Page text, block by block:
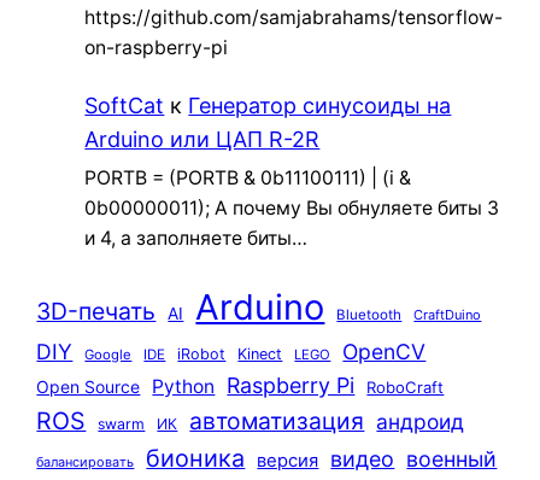
https://github.com/samjabrahams/tensorflow-
on-raspberry-pi
SoftCat к Генератор синусоиды на
Arduino или ЦАП R-2R
PORTB = (PORTB & 0b11100111) | (i &
0b00000011); А почему Вы обнуляете биты 3
и 4, а заполняете биты…
3D-печать AI Arduino Bluetooth CraftDuino
DIY Google IDE iRobot Kinect LEGO OpenCV
Open Source Python Raspberry Pi RoboCraft
ROS swarm ИК автоматизация андроид
балансировать бионика версия видео военный